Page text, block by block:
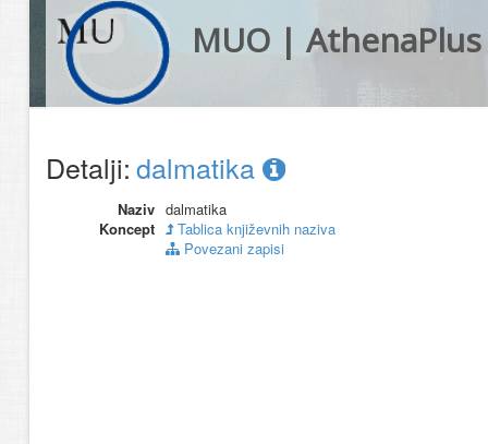
MUO | AthenaPlus
Detalji:dalmatika
Naziv dalmatika
Koncept
Tablica književnih naziva
Povezani zapisi